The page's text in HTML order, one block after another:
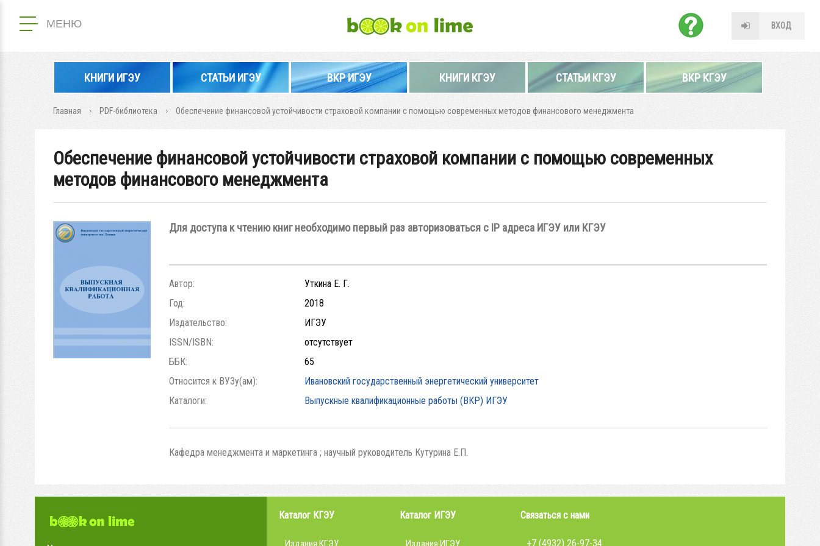
МЕНЮ ВХОД
КНИГИ ИГЭУ СТАТЬИ ИГЭУ ВКР ИГЭУ КНИГИ КГЭУ СТАТЬИ КГЭУ ВКР КГЭУ
Главная PDF-библиотека Обеспечение финансовой устойчивости страховой компании с помощью современных методов финансового менеджмента
Обеспечение финансовой устойчивости страховой компании с помощью современных
методов финансового менеджмента
Для доступа к чтению книг необходимо первый раз авторизоваться с IP адреса ИГЭУ или КГЭУ
Автор:
Уткина Е. Г.
Год:
2018
Издательство:
ИГЭУ
ISSN/ISBN:
отсутствует
ББК:
65
Относится к ВУЗу(ам):
Ивановский государственный энергетический университет
Каталоги:
Выпускные квалификационные работы (ВКР) ИГЭУ
Кафедра менеджмента и маркетинга ; научный руководитель Кутурина Е.П.
Каталог КГЭУ
Издания КГЭУ
Каталог ИГЭУ
Издания ИГЭУ
Связаться с нами
+7 (4932) 26-97-34